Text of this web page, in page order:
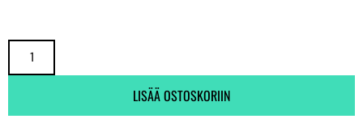
LISÄÄ OSTOSKORIIN